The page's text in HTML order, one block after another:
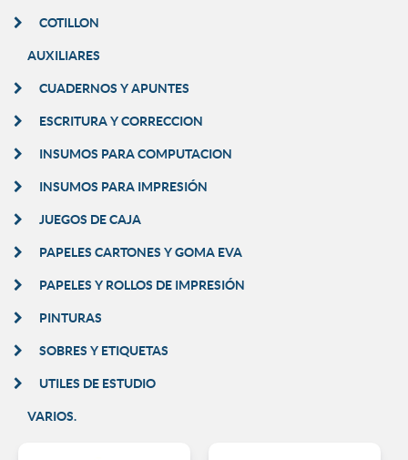
COTILLON
AUXILIARES
CUADERNOS Y APUNTES
ESCRITURA Y CORRECCION
INSUMOS PARA COMPUTACION
INSUMOS PARA IMPRESIÓN
JUEGOS DE CAJA
PAPELES CARTONES Y GOMA EVA
PAPELES Y ROLLOS DE IMPRESIÓN
PINTURAS
SOBRES Y ETIQUETAS
UTILES DE ESTUDIO
VARIOS.